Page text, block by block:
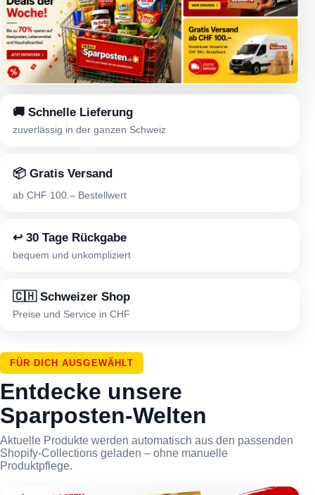
🚚 Schnelle Lieferung
zuverlässig in der ganzen Schweiz
📦 Gratis Versand
ab CHF 100.– Bestellwert
↩ 30 Tage Rückgabe
bequem und unkompliziert
🇨🇭 Schweizer Shop
Preise und Service in CHF
FÜR DICH AUSGEWÄHLT
Entdecke unsere
Sparposten-Welten
Aktuelle Produkte werden automatisch aus den passenden
Shopify-Collections geladen – ohne manuelle
Produktpflege.